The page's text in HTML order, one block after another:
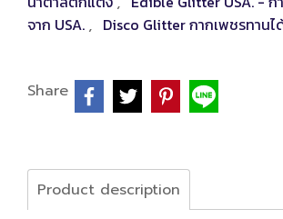
จาก USA. , Disco Glitter กากเพชรทานไ
Share
Product description